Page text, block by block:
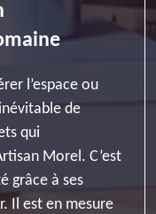
l’espace ou
de
qui
Morel. C’est
grâce à ses
Il est en mesure